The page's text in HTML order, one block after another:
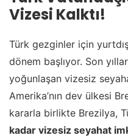
Vizesi Kalktı!
Türk gezginler için
dönem başlıyor. Son
yoğunlaşan vizesiz
Amerika’nın dev ülkesi
kararla birlikte Brezilya,
kadar vizesiz seyahat